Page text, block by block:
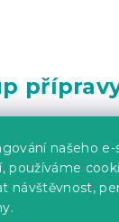
našeho
používáme
návštěvnost,
a nechte ho
cibuli